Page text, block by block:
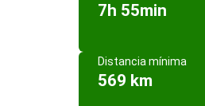
7h 55min
Distancia mínima
569 km